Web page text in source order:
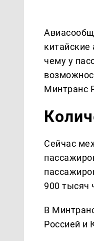
чему у
Минтранс
Сейчас
900 тысяч
В
Россией и